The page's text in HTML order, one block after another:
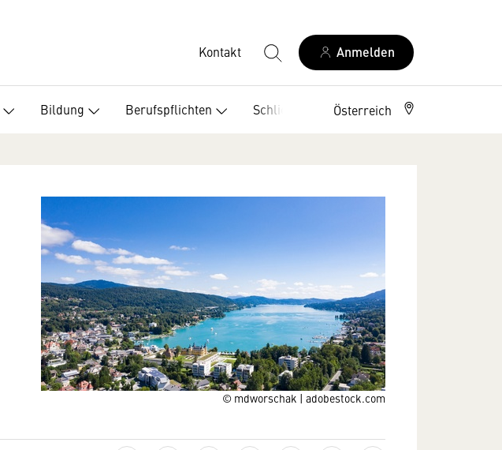
Kontakt Anmelden
Bildung Berufspflichten SchlichtungsstellenÖsterreich
© mdworschak | adobestock.com